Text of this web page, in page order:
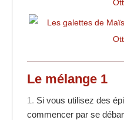
Le mélange 1
1. Si vous utilisez des
commencer par se